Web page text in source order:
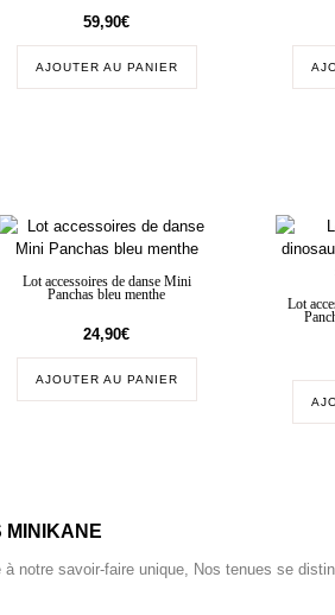
59,90€
AJOUTER AU PANIER
Lot accessoires de danse Mini
Panchas bleu menthe
24,90€
AJOUTER AU PANIER
Lot
MINIKANE
notre savoir-faire unique, Nos tenues se